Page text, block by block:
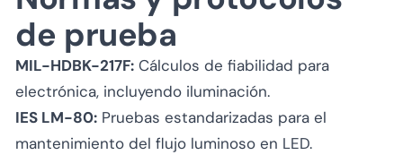
de prueba
MIL-HDBK-217F: Cálculos de fiabilidad para
electrónica, incluyendo iluminación.
IES LM-80: Pruebas estandarizadas para el
mantenimiento del flujo luminoso en LED.